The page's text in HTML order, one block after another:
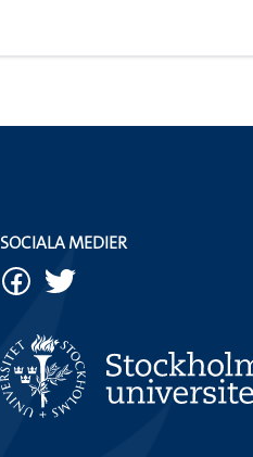
SOCIALA MEDIER